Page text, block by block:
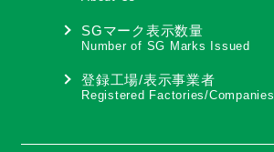
SGマーク表示数量
Number of SG Marks Issued
登録工場/表示事業者
Registered Factories/Companies